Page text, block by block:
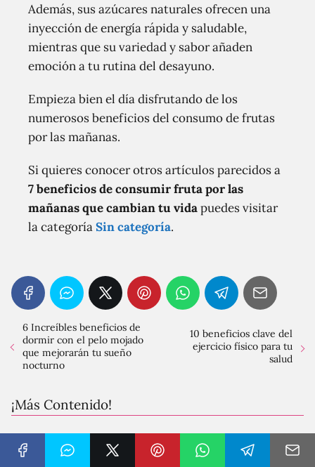
Además, sus azúcares naturales ofrecen una
inyección de energía rápida y saludable,
mientras que su variedad y sabor añaden
emoción a tu rutina del desayuno.
Empieza bien el día disfrutando de los
numerosos beneficios del consumo de frutas
por las mañanas.
Si quieres conocer otros artículos parecidos a
7 beneficios de consumir fruta por las
mañanas que cambian tu vidapuedes visitar
la categoríaSin categoría.
6 Increíbles beneficios de
dormir con el pelo mojado
que mejorarán tu sueño
nocturno
10 beneficios clave del
ejercicio físico para tu
salud
¡Más Contenido!